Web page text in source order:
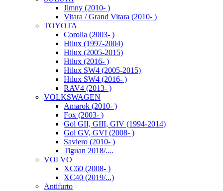
Jimny (2010- )
Vitara / Grand Vitara (2010- )
TOYOTA
Corolla (2003- )
Hilux (1997-2004)
Hilux (2005-2015)
Hilux (2016- )
Hilux SW4 (2005-2015)
Hilux SW4 (2016- )
RAV4 (2013- )
VOLKSWAGEN
Amarok (2010- )
Fox (2003- )
Gol GII, GIII, GIV (1994-2014)
Gol GV, GVI (2008- )
Saviero (2010- )
Tiguan 2018/....
VOLVO
XC60 (2008- )
XC40 (2019/...)
Antifurto